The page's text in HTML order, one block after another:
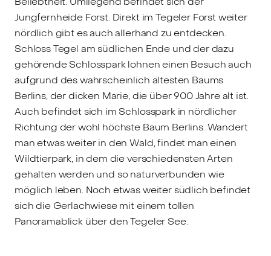
Jungfernheide Forst. Direkt im Tegeler Forst weiter
nördlich gibt es auch allerhand zu entdecken.
Schloss Tegel am südlichen Ende und der dazu
gehörende Schlosspark lohnen einen Besuch auch
aufgrund des wahrscheinlich ältesten Baums
Berlins, der dicken Marie, die über 900 Jahre alt ist.
Auch befindet sich im Schlosspark in nördlicher
Richtung der wohl höchste Baum Berlins. Wandert
man etwas weiter in den Wald, findet man einen
Wildtierpark, in dem die verschiedensten Arten
gehalten werden und so naturverbunden wie
möglich leben. Noch etwas weiter südlich befindet
sich die Gerlachwiese mit einem tollen
Panoramablick über den Tegeler See.